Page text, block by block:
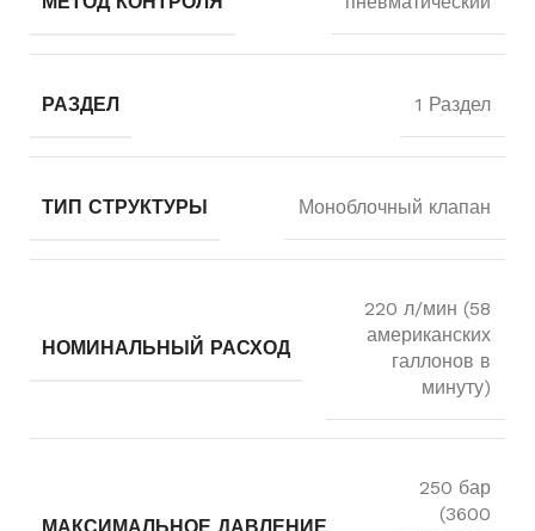
РАЗДЕЛ 1 Раздел
ТИП СТРУКТУРЫ Моноблочный клапан
НОМИНАЛЬНЫЙ РАСХОД
220 л/мин (58
американских
галлонов в
минуту)
МАКСИМАЛЬНОЕ ДАВЛЕНИЕ
250 бар
(3600